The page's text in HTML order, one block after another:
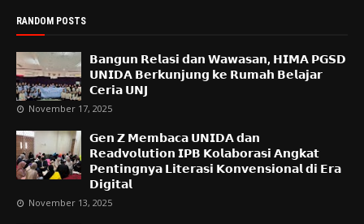
RANDOM POSTS
𝗕𝗮𝗻𝗴𝘂𝗻 𝗥𝗲𝗹𝗮𝘀𝗶 𝗱𝗮𝗻 𝗪𝗮𝘄𝗮𝘀𝗮𝗻, 𝗛𝗜𝗠𝗔 𝗣𝗚𝗦𝗗
𝗨𝗡𝗜𝗗𝗔 𝗕𝗲𝗿𝗸𝘂𝗻𝗷𝘂𝗻𝗴 𝗸𝗲 𝗥𝘂𝗺𝗮𝗵 𝗕𝗲𝗹𝗮𝗷𝗮𝗿
𝗖𝗲𝗿𝗶𝗮 𝗨𝗡𝗝
November 17, 2025
𝗚𝗲𝗻 𝗭 𝗠𝗲𝗺𝗯𝗮𝗰𝗮 𝗨𝗡𝗜𝗗𝗔 𝗱𝗮𝗻
𝗥𝗲𝗮𝗱𝘃𝗼𝗹𝘂𝘁𝗶𝗼𝗻 𝗜𝗣𝗕 𝗞𝗼𝗹𝗮𝗯𝗼𝗿𝗮𝘀𝗶 𝗔𝗻𝗴𝗸𝗮𝘁
𝗣𝗲𝗻𝘁𝗶𝗻𝗴𝗻𝘆𝗮 𝗟𝗶𝘁𝗲𝗿𝗮𝘀𝗶 𝗞𝗼𝗻𝘃𝗲𝗻𝘀𝗶𝗼𝗻𝗮𝗹 𝗱𝗶 𝗘𝗿𝗮
𝗗𝗶𝗴𝗶𝘁𝗮𝗹
November 13, 2025